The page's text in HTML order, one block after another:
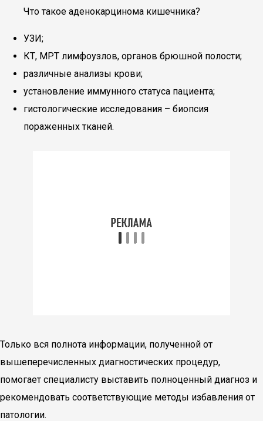
Что такое аденокарцинома кишечника?
УЗИ;
КТ, МРТ лимфоузлов, органов брюшной полости;
различные анализы крови;
установление иммунного статуса пациента;
гистологические исследования – биопсия
пораженных тканей.
Только вся полнота информации, полученной от
вышеперечисленных диагностических процедур,
помогает специалисту выставить полноценный диагноз и
рекомендовать соответствующие методы избавления от
патологии.